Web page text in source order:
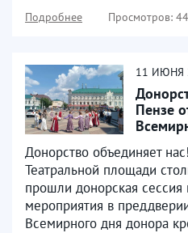
Подробнее Просмотров:
11 ИЮНЯ
Пензе
Донорство объединяет
Театральной площади
прошли донорская
мероприятия в
Всемирного дня донора